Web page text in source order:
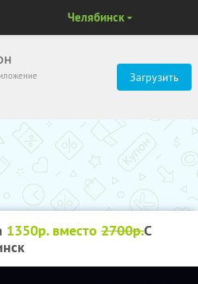
Загрузить
Челябинск
1350р. вместо 2700р.С